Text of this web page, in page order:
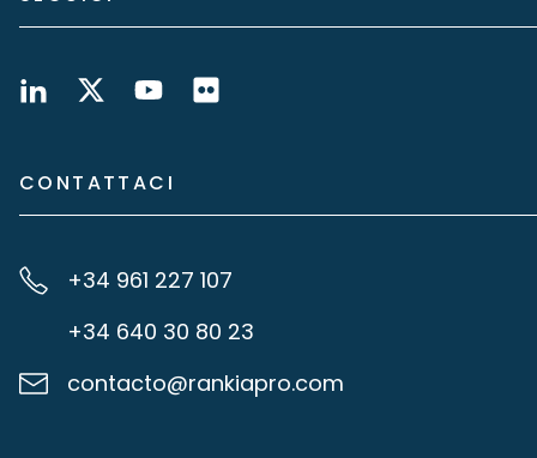
CONTATTACI
+34 961 227 107
+34 640 30 80 23
contacto@rankiapro.com